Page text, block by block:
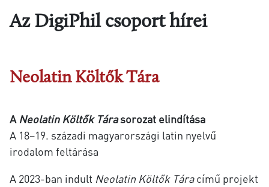
Az DigiPhil csoport hírei
Neolatin Költők Tára
A Neolatin Költők Tárasorozat elindítása
A 18–19. századi magyarországi latin nyelvű
irodalom feltárása
A 2023-ban indult Neolatin Költők Táracímű projekt